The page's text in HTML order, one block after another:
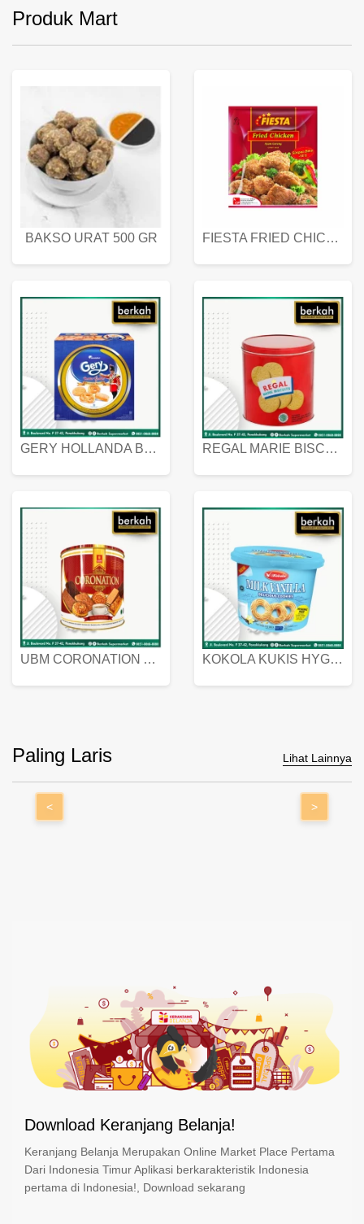
Produk Mart
BAKSO URAT 500 GR FIESTA FRIED CHICKEN 500 GR
GERY HOLLANDA BUTTER COOKIES 450 GRAM REGAL MARIE BISCUIT KALENG 550 GRAM
UBM CORONATION ASSORTED BISKUIT KALENG 450 GRAM KOKOLA KUKIS HYGIENIC MILK VANILLA PACK 320 GR
Paling Laris Lihat Lainnya
< >
Download Keranjang Belanja!
Keranjang Belanja Merupakan Online Market Place Pertama
Dari Indonesia Timur Aplikasi berkarakteristik Indonesia
pertama di Indonesia!, Download sekarang